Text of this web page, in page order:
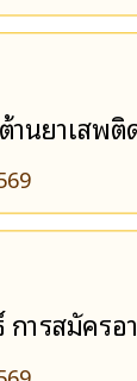
นยาเสพติ
ารสมัคร